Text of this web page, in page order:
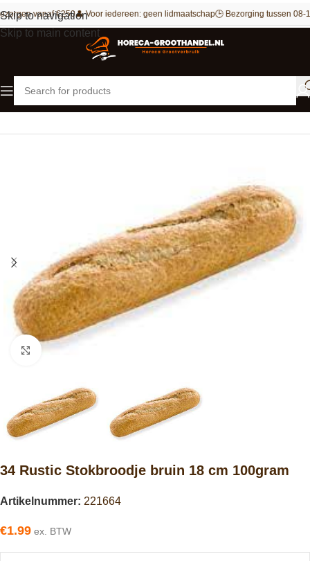
Skip to navigation
Skip to main content
vanaf €250👤 Voor iedereen: geen lidmaatschap🕒 Bezorging tussen 08-
Home Bakkerij
Click to enlarge
34 Rustic Stokbroodje bruin 18 cm 100gram
Artikelnummer: 221664
€1.99 ex. BTW